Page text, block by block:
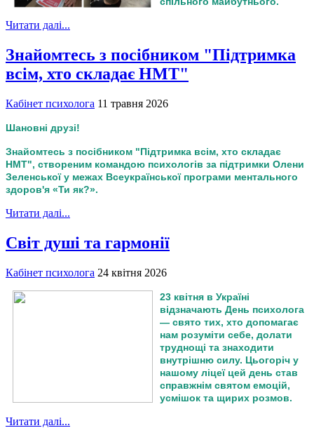
Читати далі...
Знайомтесь з посібником "Підтримка
всім, хто складає НМТ"
Кабінет психолога 11 травня 2026
Шановні друзі!
Знайомтесь з посібником "Підтримка всім, хто складає
НМТ", створеним командою психологів за підтримки Олени
Зеленської у межах Всеукраїнської програми ментального
здоров'я «Ти як?».
Читати далі...
Світ душі та гармонії
Кабінет психолога 24 квітня 2026
23 квітня в Україні
відзначають День психолога
— свято тих, хто допомагає
нам розуміти себе, долати
труднощі та знаходити
внутрішню силу. Цьогоріч у
нашому ліцеї цей день став
справжнім святом емоцій,
усмішок та щирих розмов.
Читати далі...